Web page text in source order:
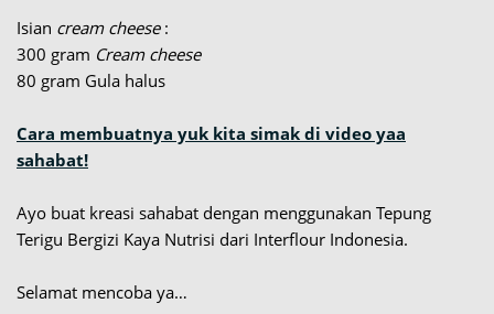
Isian cream cheese:
300 gram Cream cheese
80 gram Gula halus
Cara membuatnya yuk kita simak di video yaa
sahabat!
Ayo buat kreasi sahabat dengan menggunakan Tepung
Terigu Bergizi Kaya Nutrisi dari Interflour Indonesia.
Selamat mencoba ya…